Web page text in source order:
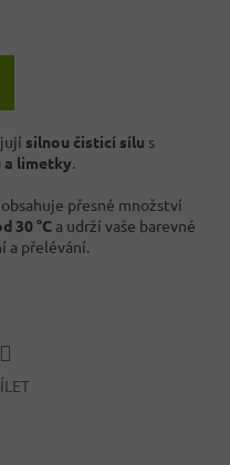
silnou čisticí sílu s
a limetky.
obsahuje přesné množství
30 °C a udrží vaše barevné
a přelévání.